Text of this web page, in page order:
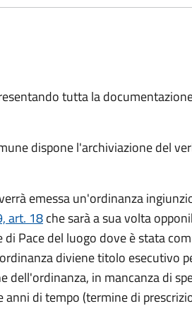
tutta la
dispone l'archiviazione del
emessa un'ordinanza
art. 18che sarà a sua volta
Pace del luogo dove è stata
diviene titolo esecutivo
dell'ordinanza, in mancanza di
di tempo (termine di